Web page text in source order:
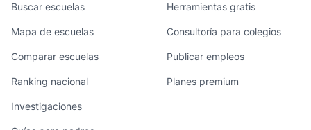
Buscar escuelas
Mapa de escuelas
Comparar escuelas
Ranking nacional
Investigaciones
Herramientas gratis
Consultoría para colegios
Publicar empleos
Planes premium